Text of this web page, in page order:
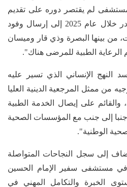
لم يقتصر دوره على تقديم
الخدمات داخل كربلاء، بل بادر خلال عام 2025 إلى إرسال وفود
من بينها البصرة وذي قار وميسان
الرعاية الطبية للمرضى هناك".
النهج الإنساني الذي تسير عليه
من ممثل المرجعية الدينية العليا
والقائم على إيصال الخدمة الطبية
جنبا إلى جنب مع المؤسسات الصحية
الوطنية".
إلى سجل النجاحات المتواصلة
في مستشفى سفير الإمام الحسين
الخبرة والتكامل المهني في